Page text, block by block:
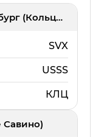
Екатеринбург (Кольцово)
SVX
USSS
КЛЦ